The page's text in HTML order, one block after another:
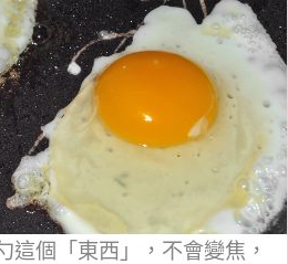
這個「東西」，不會變焦，